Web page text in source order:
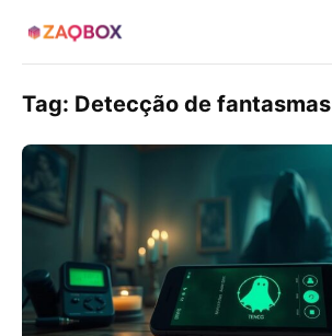
Tag: Detecção de fantasmas